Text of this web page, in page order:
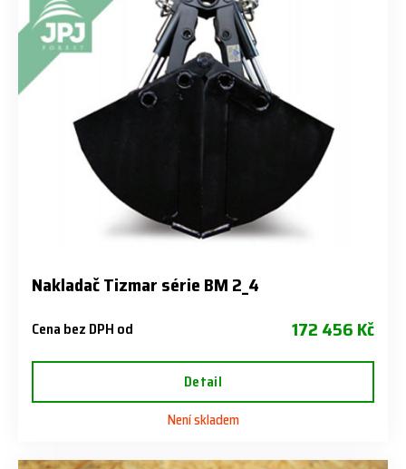
Nakladač Tizmar série BM 2_4
Cena bez DPH od 172 456 Kč
Detail
Není skladem